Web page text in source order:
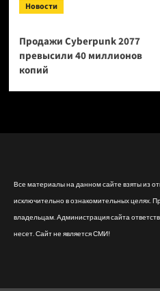
Новости
Продажи Cyberpunk 2077
превысили 40 миллионов
копий
Все материалы на данном сайте взяты из
исключительно в ознакомительных целях.
владельцам. Администрация сайта
несет. Сайт не является СМИ!